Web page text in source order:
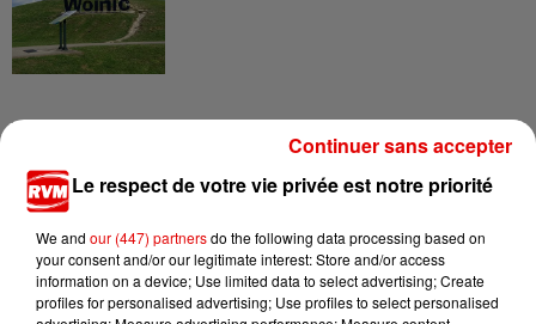
TITRES DIFFUSÉS
6h36
6h36 6h34
6h34 6h31
6h31
Le respect de votre vie privée est notre priorité
We and our (447) partnersdo the following data processing based on
your consent and/or our legitimate interest: Store and/or access
information on a device; Use limited data to select advertising; Create
profiles for personalised advertising; Use profiles to select personalised
Continuer sans accepter